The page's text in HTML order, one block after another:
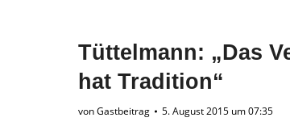
Tüttelmann: „Das
hat Tradition“
vonGastbeitrag 5. August 2015 um 07:35